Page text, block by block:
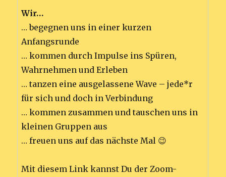
Wir…
… begegnen uns in einer kurzen
Anfangsrunde
… kommen durch Impulse ins Spüren,
Wahrnehmen und Erleben
… tanzen eine ausgelassene Wave – jede*r
für sich und doch in Verbindung
… kommen zusammen und tauschen uns in
kleinen Gruppen aus
… freuen uns auf das nächste Mal 😉
Mit diesem Link kannst Du der Zoom-